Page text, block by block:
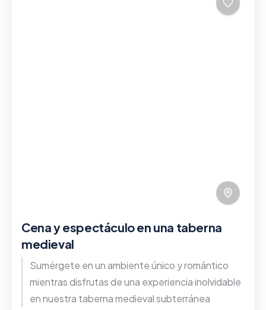
Cena y espectáculo en una taberna
medieval
Sumérgete en un ambiente único y romántico
mientras disfrutas de una experiencia inolvidable
en nuestra taberna medieval subterránea